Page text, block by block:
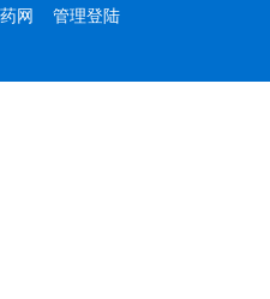
药网
管理登陆